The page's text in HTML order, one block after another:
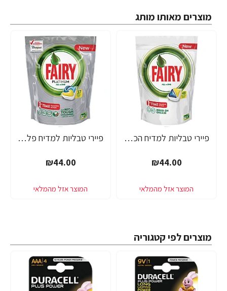
מוצרים מאותו מותג
פיירי טבליות למדיח הכל באחד 48 יחידות - מבית FAIRY
₪44.00
פיירי טבליות למדיח פלטינום הכל באחד 37 יחידות - מבית FAIRY
₪44.00
מוצרים לפי קטגוריה